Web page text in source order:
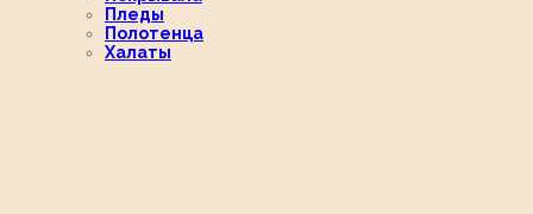
Пледы
Полотенца
Халаты